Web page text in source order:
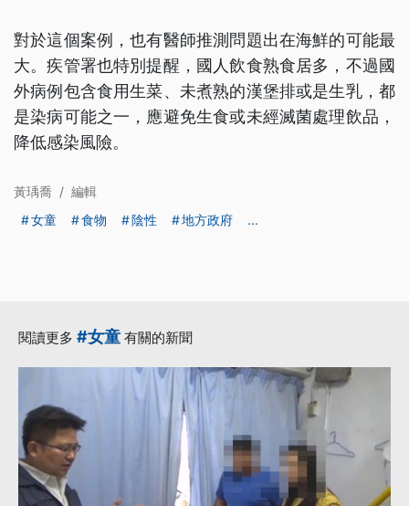
對於這個案例，也有醫師推測問題出在海鮮的可能最
大。疾管署也特別提醒，國人飲食熟食居多，不過國
外病例包含食用生菜、未煮熟的漢堡排或是生乳，都
是染病可能之一，應避免生食或未經滅菌處理飲品，
降低感染風險。
黃瑀喬 / 編輯
女童
食物 陰性 地方政府 ...
閱讀更多 #女童 有關的新聞